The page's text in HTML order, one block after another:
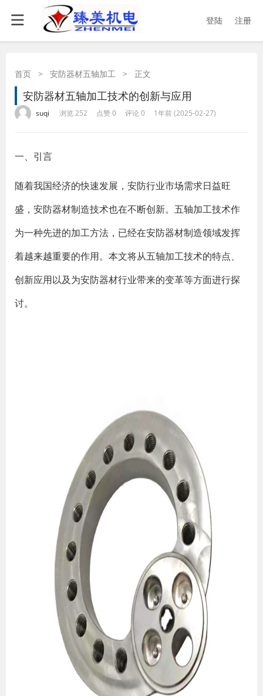
登陆 注册
首页 > 安防器材五轴加工 > 正文
安防器材五轴加工技术的创新与应用
suqi 浏览 252 点赞 0 评论 0 1年前 (2025-02-27)
一、引言
随着我国经济的快速发展，安防行业市场需求日益旺
盛，安防器材制造技术也在不断创新。五轴加工技术作
为一种先进的加工方法，已经在安防器材制造领域发挥
着越来越重要的作用。本文将从五轴加工技术的特点、
创新应用以及为安防器材行业带来的变革等方面进行探
讨。